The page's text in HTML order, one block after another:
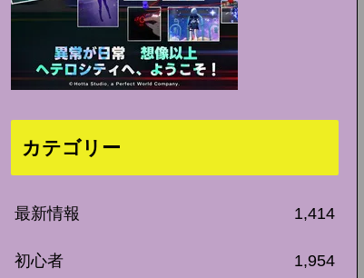
カテゴリー
最新情報 1,414
初心者 1,954